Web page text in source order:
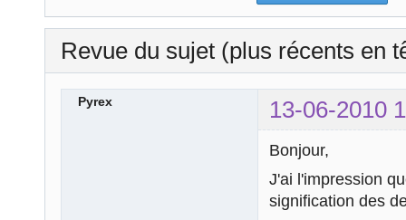
Revue du sujet (plus récents en
Pyrex 13-06-2010
Bonjour,
J'ai l'impression
signification des